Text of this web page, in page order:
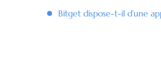
Bitget dispose-t-il d’une